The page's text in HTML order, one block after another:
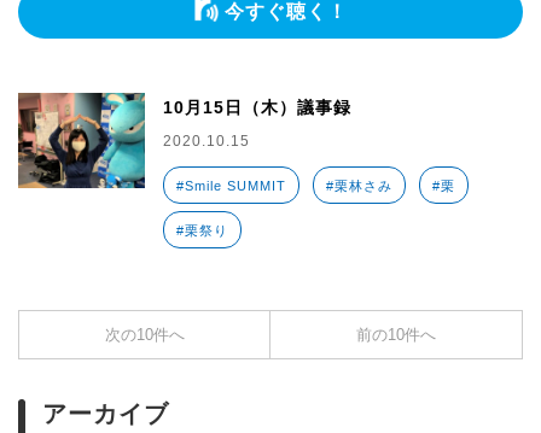
今すぐ聴く！
10月15日（木）議事録
2020.10.15
#Smile SUMMIT #栗林さみ #栗
#栗祭り
次の10件へ 前の10件へ
アーカイブ